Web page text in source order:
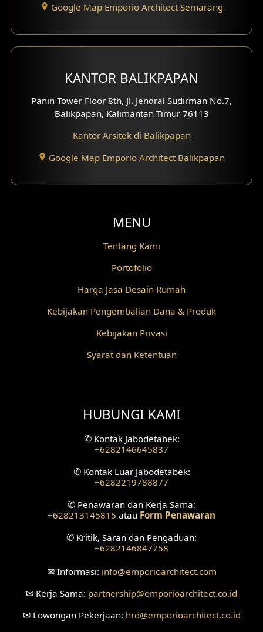
Desain Gazebo
Desain Pantry
Fasad Rumah Villa Bali
Desain Split Level
Desain Wallpanel
Desain Backyard
Desain Grill Kayu
Desain Fasad Depan
Desain Interior Villa
Desain Plafon
Desain Ruang Tunggu
Desain Ruang Konsultasi
Desain Ruang Receptionist
Google Map Emporio Architect Semarang
KANTOR BALIKPAPAN
Panin Tower Floor 8th, Jl. Jendral Sudirman No.7,
Balikpapan, Kalimantan Timur 76113
Kantor Arsitek di Balikpapan
Google Map Emporio Architect Balikpapan
MENU
Tentang Kami
Portofolio
Harga Jasa Desain Rumah
Kebijakan Pengembalian Dana & Produk
Kebijakan Privasi
Syarat dan Ketentuan
HUBUNGI KAMI
✆Kontak Jabodetabek:
+6282146645837
✆Kontak Luar Jabodetabek:
+6282219788877
✆ Penawaran dan Kerja Sama:
+628213145815 atau Form Penawaran
✆ Kritik, Saran dan Pengaduan:
+6282146847758
✉Informasi: info@emporioarchitect.com
✉ Kerja Sama: partnership@emporioarchitect.co.id
✉Lowongan Pekerjaan: hrd@emporioarchitect.co.id